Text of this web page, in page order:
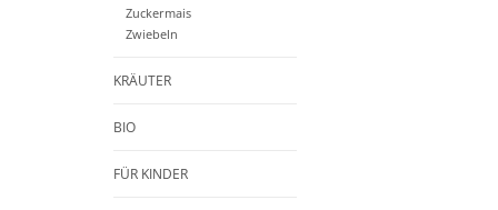
Zuckermais
Zwiebeln
KRÄUTER
BIO
FÜR KINDER